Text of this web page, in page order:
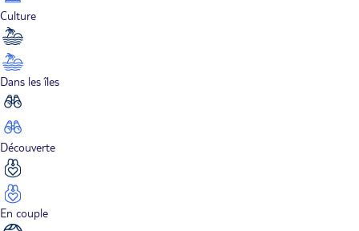
Culture
Dans les îles
Découverte
En couple